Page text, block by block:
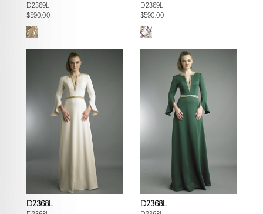
D2369L
$590.00
D2369L
$590.00
D2368L D2368L